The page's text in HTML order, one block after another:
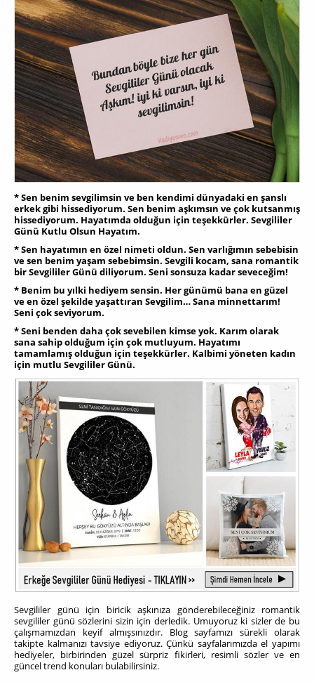
* Sen benim sevgilimsin ve ben kendimi dünyadaki en şanslı
erkek gibi hissediyorum. Sen benim aşkımsın ve çok kutsanmış
hissediyorum. Hayatımda olduğun için teşekkürler. Sevgililer
Günü Kutlu Olsun Hayatım.
* Sen hayatımın en özel nimeti oldun. Sen varlığımın sebebisin
ve sen benim yaşam sebebimsin. Sevgili kocam, sana romantik
bir Sevgililer Günü diliyorum. Seni sonsuza kadar seveceğim!
* Benim bu yılki hediyem sensin. Her günümü bana en güzel
ve en özel şekilde yaşattıran Sevgilim… Sana minnettarım!
Seni çok seviyorum.
* Seni benden daha çok sevebilen kimse yok. Karım olarak
sana sahip olduğum için çok mutluyum. Hayatımı
tamamlamış olduğun için teşekkürler. Kalbimi yöneten kadın
için mutlu Sevgililer Günü.
Sevgililer günü için biricik aşkınıza gönderebileceğiniz romantik
sevgililer günü sözlerini sizin için derledik. Umuyoruz ki sizler de bu
çalışmamızdan keyif almışsınızdır. Blog sayfamızı sürekli olarak
takipte kalmanızı tavsiye ediyoruz. Çünkü sayfalarımızda el yapımı
hediyeler, birbirinden güzel sürpriz fikirleri, resimli sözler ve en
güncel trend konuları bulabilirsiniz.